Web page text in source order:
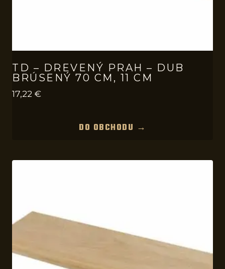
TD – DREVENÝ PRAH – DUB
BRÚSENÝ 70 CM, 11 CM
17,22 €
DO OBCHODU →